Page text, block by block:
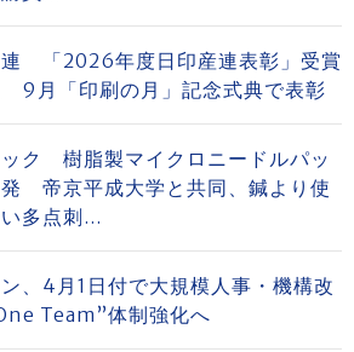
連 「2026年度日印産連表彰」受賞
9月「印刷の月」記念式典で表彰
ック 樹脂製マイクロニードルパッ
帝京平成大学と共同、鍼より使
多点刺...
、4月1日付で大規模人事・機構改
Team”体制強化へ